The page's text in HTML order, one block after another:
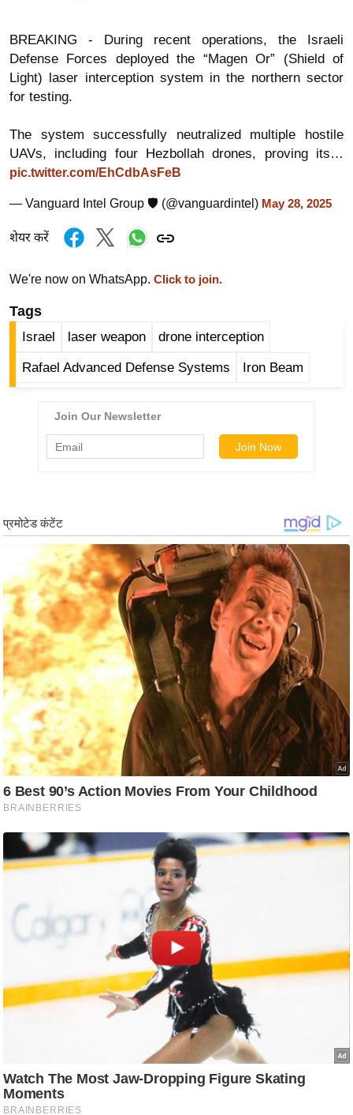
व
र्ल्ड
न्यू
ब्री
फ
म
नो
ज
ज
त
बॉ
ली
फि
ल्म
मी
क्षा
B
r
e
a
k
i
n
g
N
e
w
ला
फ
स्टा
टे
ब्यू
टी
BREAKING - During recent operations, the Israeli
Defense Forces deployed the “Magen Or” (Shield of
Light) laser interception system in the northern sector
for testing.
The system successfully neutralized multiple hostile
UAVs, including four Hezbollah drones, proving its…
pic.twitter.com/EhCdbAsFeB
— Vanguard Intel Group 🛡 (@vanguardintel) May 28, 2025
शेयर करें
We're now on WhatsApp. Click to join.
Tags
Israel laser weapon drone interception
Rafael Advanced Defense Systems Iron Beam